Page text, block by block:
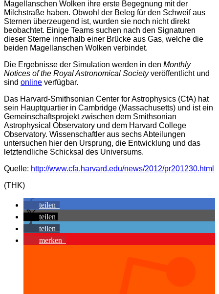
Magellanschen Wolken ihre erste Begegnung mit der
Milchstraße haben. Obwohl der Beleg für den Schweif aus
Sternen überzeugend ist, wurden sie noch nicht direkt
beobachtet. Einige Teams suchen nach den Signaturen
dieser Sterne innerhalb einer Brücke aus Gas, welche die
beiden Magellanschen Wolken verbindet.
Die Ergebnisse der Simulation werden in den Monthly
Notices of the Royal Astronomical Societyveröffentlicht und
sind online verfügbar.
Das Harvard-Smithsonian Center for Astrophysics (CfA) hat
sein Hauptquartier in Cambridge (Massachusetts) und ist ein
Gemeinschaftsprojekt zwischen dem Smithsonian
Astrophysical Observatory und dem Harvard College
Observatory. Wissenschaftler aus sechs Abteilungen
untersuchen hier den Ursprung, die Entwicklung und das
letztendliche Schicksal des Universums.
Quelle: http://www.cfa.harvard.edu/news/2012/pr201230.html
(THK)
teilen
teilen
teilen
merken